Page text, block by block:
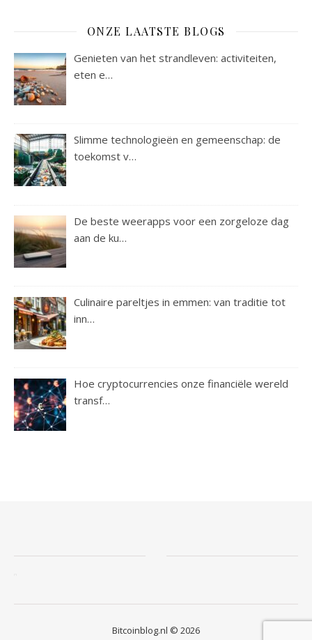
ONZE LAATSTE BLOGS
Genieten van het strandleven: activiteiten,
eten e…
Slimme technologieën en gemeenschap: de
toekomst v…
De beste weerapps voor een zorgeloze dag
aan de ku…
Culinaire pareltjes in emmen: van traditie tot
inn…
Hoe cryptocurrencies onze financiële wereld
transf…
Bitcoinblog.nl © 2026